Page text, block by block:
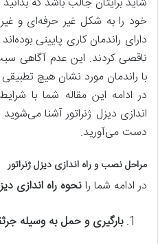
خود را به شکل غیر حرفه‌ای و
دارای راندمان کاری پایینی
ناقصی کردند. این عدم آگاهی
با راندمان مورد نشان هیچ
در ادامه این مقاله شما با
اندازی دیزل ژنراتور آشنا
دست می‌آورید.
مراحل نصب و راه اندازی دیزل ژنراتور
در ادامه شما رانحوه راه اندازی
بارگیری و حمل به وسیله